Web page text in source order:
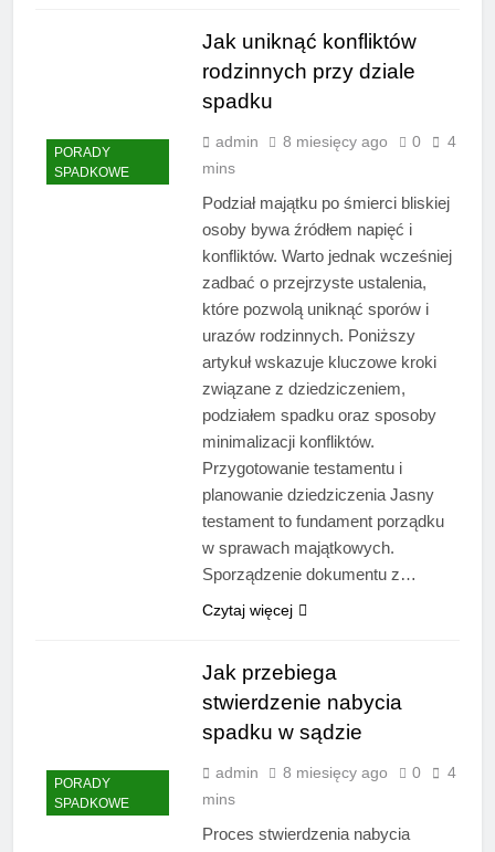
PORADY
SPADKOWE
Jak uniknąć konfliktów
rodzinnych przy dziale
spadku
admin 8 miesięcy ago 0
4
mins
Podział majątku po śmierci bliskiej
osoby bywa źródłem napięć i
konfliktów. Warto jednak wcześniej
zadbać o przejrzyste ustalenia,
które pozwolą uniknąć sporów i
urazów rodzinnych. Poniższy
artykuł wskazuje kluczowe kroki
związane z dziedziczeniem,
podziałem spadku oraz sposoby
minimalizacji konfliktów.
Przygotowanie testamentu i
planowanie dziedziczenia Jasny
testament to fundament porządku
w sprawach majątkowych.
Sporządzenie dokumentu z…
Czytaj więcej
PORADY
SPADKOWE
Jak przebiega
stwierdzenie nabycia
spadku w sądzie
admin 8 miesięcy ago 0
4
mins
Proces stwierdzenia nabycia